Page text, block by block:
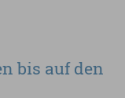
bis auf den